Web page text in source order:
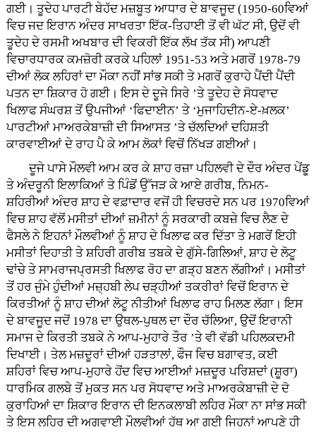
ਗਈ। ਤੂਦੇਹ ਪਾਰਟੀ ਬੇਹੱਦ ਮਜ਼ਬੂਤ ਆਧਾਰ ਦੇ ਬਾਵਜੂਦ (1950-60ਵਿਆਂ
ਵਿਚ ਜਦ ਇਰਾਨ ਅੰਦਰ ਸਾਖਰਤਾ ਇੱਕ-ਤਿਹਾਈ ਤੋਂ ਵੀ ਘੱਟ ਸੀ, ਉਦੋਂ ਵੀ
ਤੂਦੇਹ ਦੇ ਰਸਮੀ ਅਖਬਾਰ ਦੀ ਵਿਕਰੀ ਇੱਕ ਲੱਖ ਤੱਕ ਸੀ) ਆਪਣੀ
ਵਿਚਾਰਧਾਰਕ ਕਮਜ਼ੋਰੀ ਕਰਕੇ ਪਹਿਲਾਂ 1951-53 ਅਤੇ ਮਗਰੋਂ 1978-79
ਦੀਆਂ ਲੋਕ ਲਹਿਰਾਂ ਦਾ ਮੌਕਾ ਨਹੀਂ ਸਾਂਭ ਸਕੀ ਤੇ ਮਗਰੋਂ ਕੁਰਾਹੇ ਪੈਂਦੀ ਪੈਂਦੀ
ਪਤਨ ਦਾ ਸ਼ਿਕਾਰ ਹੋ ਗਈ। ਇਸ ਦੇ ਦੂਜੇ ਸਿਰੇ ’ਤੇ ਤੂਦੇਹ ਦੇ ਸੋਧਵਾਦ
ਖਿਲਾਫ ਸੰਘਰਸ਼ ਤੋਂ ਉਪਜੀਆਂ ‘ਫਿਦਾਈਨ’ ਤੇ ‘ਮੁਜਾਹਿਦੀਨ-ਏ-ਖ਼ਲਕ’
ਪਾਰਟੀਆਂ ਮਾਅਰਕੇਬਾਜ਼ੀ ਦੀ ਸਿਆਸਤ ’ਤੇ ਚੱਲਦਿਆਂ ਦਹਿਸ਼ਤੀ
ਕਾਰਵਾਈਆਂ ਦੇ ਰਾਹ ਪੈ ਕੇ ਆਮ ਲੋਕਾਂ ਵਿਚੋਂ ਨਿੱਖੜ ਗਈਆਂ।
ਦੂਜੇ ਪਾਸੇ ਮੌਲਵੀ ਆਮ ਕਰ ਕੇ ਸ਼ਾਹ ਰਜ਼ਾ ਪਹਿਲਵੀ ਦੇ ਦੌਰ ਅੰਦਰ ਪੇਂਡੂ
ਤੇ ਅੰਦਰੂਨੀ ਇਲਾਕਿਆਂ ਤੇ ਪਿੰਡੋਂ ਉੱਜੜ ਕੇ ਆਏ ਗਰੀਬ, ਨਿਮਨ-
ਸ਼ਹਿਰੀਆਂ ਅੰਦਰ ਸ਼ਾਹ ਦੇ ਵਫ਼ਾਦਾਰ ਵਜੋਂ ਹੀ ਵਿਚਰਦੇ ਸਨ ਪਰ 1970ਵਿਆਂ
ਵਿਚ ਸ਼ਾਹ ਵੱਲੋਂ ਮਸੀਤਾਂ ਦੀਆਂ ਜ਼ਮੀਨਾਂ ਨੂੰ ਸਰਕਾਰੀ ਕਬਜ਼ੇ ਵਿਚ ਲੈਣ ਦੇ
ਫੈਸਲੇ ਨੇ ਇਹਨਾਂ ਮੌਲਵੀਆਂ ਨੂੰ ਸ਼ਾਹ ਦੇ ਖਿਲਾਫ ਕਰ ਦਿੱਤਾ ਤੇ ਮਗਰੋਂ ਇਹੀ
ਮਸੀਤਾਂ ਦਿਹਾਤੀ ਤੇ ਸ਼ਹਿਰੀ ਗਰੀਬ ਤਬਕੇ ਦੇ ਗੁੱਸੇ-ਗਿਲਿਆਂ, ਸ਼ਾਹ ਦੇ ਲੋਟੂ
ਢਾਂਚੇ ਤੇ ਸਾਮਰਾਜਪ੍ਰਸਤੀ ਖਿਲਾਫ ਰੋਹ ਦਾ ਗੜ੍ਹ ਬਣਨ ਲੱਗੀਆਂ। ਮਸੀਤਾਂ
ਤੋਂ ਹਰ ਜੁੰਮੇ ਹੁੰਦੀਆਂ ਮਜ਼੍ਹਬੀ ਲੇਪ ਚੜ੍ਹੀਆਂ ਤਕਰੀਰਾਂ ਵਿਚੋਂ ਇਰਾਨ ਦੇ
ਕਿਰਤੀਆਂ ਨੂੰ ਸ਼ਾਹ ਦੀਆਂ ਲੋਟੂ ਨੀਤੀਆਂ ਖਿਲਾਫ ਰਾਹ ਮਿਲਣ ਲੱਗਾ। ਇਸ
ਦੇ ਬਾਵਜੂਦ ਜਦੋਂ 1978 ਦਾ ਉਥਲ-ਪੁਥਲ ਦਾ ਦੌਰ ਚੱਲਿਆ, ਉਦੋਂ ਇਰਾਨੀ
ਸਮਾਜ ਦੇ ਕਿਰਤੀ ਤਬਕੇ ਨੇ ਆਪ-ਮੁਹਾਰੇ ਤੌਰ ’ਤੇ ਵੀ ਵੱਡੀ ਪਹਿਲਕਦਮੀ
ਦਿਖਾਈ। ਤੇਲ ਮਜ਼ਦੂਰਾਂ ਦੀਆਂ ਹੜਤਾਲਾਂ, ਫੌਜ ਵਿਚ ਬਗਾਵਤ, ਕਈ
ਸ਼ਹਿਰਾਂ ਵਿਚ ਆਪ-ਮੁਹਾਰੇ ਹੋਂਦ ਵਿਚ ਆਈਆਂ ਮਜ਼ਦੂਰ ਪਰਿਸ਼ਦਾਂ (ਸ਼ੂਰਾ)
ਧਾਰਮਿਕ ਗਲਬੇ ਤੋਂ ਮੁਕਤ ਸਨ ਪਰ ਸੋਧਵਾਦ ਅਤੇ ਮਾਅਰਕੇਬਾਜ਼ੀ ਦੇ ਦੋ
ਕੁਰਾਹਿਆਂ ਦਾ ਸ਼ਿਕਾਰ ਇਰਾਨ ਦੀ ਇਨਕਲਾਬੀ ਲਹਿਰ ਮੌਕਾ ਨਾ ਸਾਂਭ ਸਕੀ
ਤੇ ਇਸ ਲਹਿਰ ਦੀ ਅਗਵਾਈ ਮੌਲਵੀਆਂ ਹੱਥ ਆ ਗਈ ਜਿਹਨਾਂ ਆਪਣੇ ਹੀ